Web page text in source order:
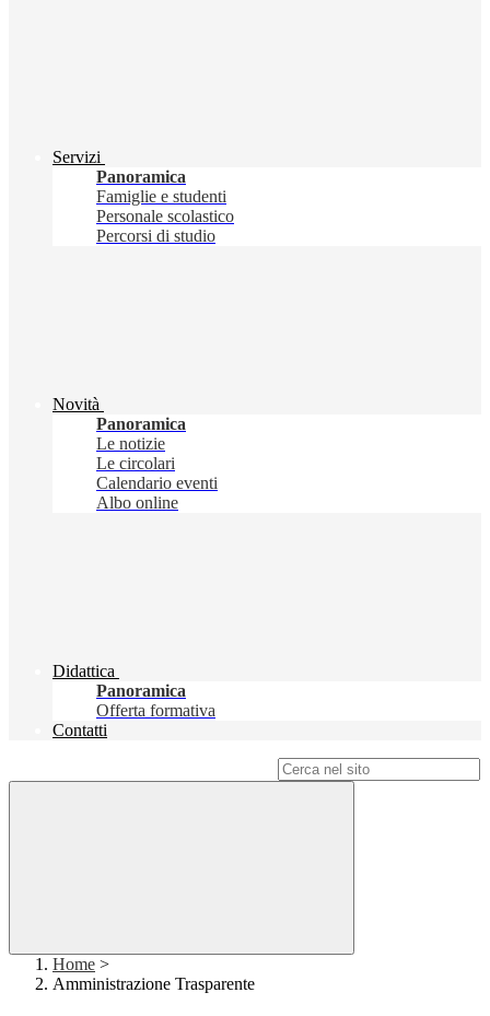
Servizi
Panoramica
Famiglie e studenti
Personale scolastico
Percorsi di studio
Novità
Panoramica
Le notizie
Le circolari
Calendario eventi
Albo online
Didattica
Panoramica
Offerta formativa
Contatti
Home >
Amministrazione Trasparente